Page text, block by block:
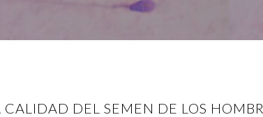
DEL SEMEN DE LOS